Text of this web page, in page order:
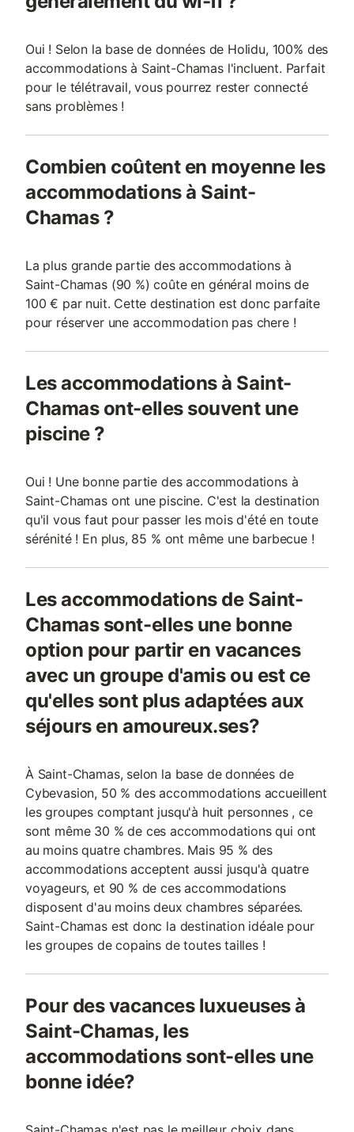
Oui ! Selon la base de données de Holidu, 100% des
accommodations à Saint-Chamas l'incluent. Parfait
pour le télétravail, vous pourrez rester connecté
sans problèmes !
Combien coûtent en moyenne les
accommodations à Saint-
Chamas ?
La plus grande partie des accommodations à
Saint-Chamas (90 %) coûte en général moins de
100 € par nuit. Cette destination est donc parfaite
pour réserver une accommodation pas chere !
Les accommodations à Saint-
Chamas ont-elles souvent une
piscine ?
Oui ! Une bonne partie des accommodations à
Saint-Chamas ont une piscine. C'est la destination
qu'il vous faut pour passer les mois d'été en toute
sérénité ! En plus, 85 % ont même une barbecue !
Les accommodations de Saint-
Chamas sont-elles une bonne
option pour partir en vacances
avec un groupe d'amis ou est ce
qu'elles sont plus adaptées aux
séjours en amoureux.ses?
À Saint-Chamas, selon la base de données de
Cybevasion, 50 % des accommodations accueillent
les groupes comptant jusqu'à huit personnes , ce
sont même 30 % de ces accommodations qui ont
au moins quatre chambres. Mais 95 % des
accommodations acceptent aussi jusqu'à quatre
voyageurs, et 90 % de ces accommodations
disposent d'au moins deux chambres séparées.
Saint-Chamas est donc la destination idéale pour
les groupes de copains de toutes tailles !
Pour des vacances luxueuses à
Saint-Chamas, les
accommodations sont-elles une
bonne idée?